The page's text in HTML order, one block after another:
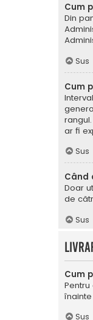
Cum
Din
Sus
Cum
ar fi
Sus
Când
Doar
de
Sus
Cum
Sus